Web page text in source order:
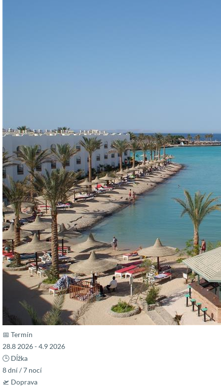
📅 Termín
28.8 2026 - 4.9 2026
🕒 Dĺžka
8 dní / 7 nocí
🛫 Doprava